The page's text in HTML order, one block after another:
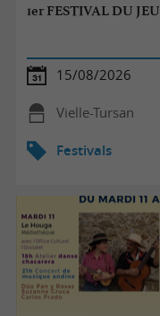
1er FESTIVAL DU JEU
15/08/2026
Vielle-Tursan
Festivals